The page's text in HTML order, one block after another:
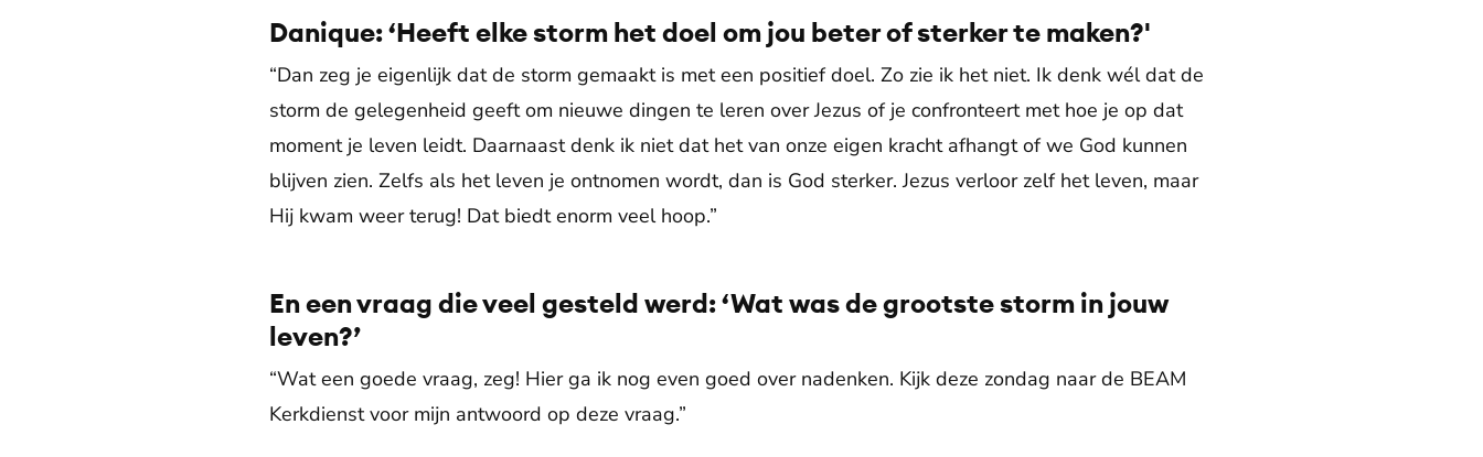
Danique: ‘Heeft elke storm het doel om jou beter of sterker te maken?'
“Dan zeg je eigenlijk dat de storm gemaakt is met een positief doel. Zo zie ik het niet. Ik denk wél dat de
storm de gelegenheid geeft om nieuwe dingen te leren over Jezus of je confronteert met hoe je op dat
moment je leven leidt. Daarnaast denk ik niet dat het van onze eigen kracht afhangt of we God kunnen
blijven zien. Zelfs als het leven je ontnomen wordt, dan is God sterker. Jezus verloor zelf het leven, maar
Hij kwam weer terug! Dat biedt enorm veel hoop.”
En een vraag die veel gesteld werd: ‘Wat was de grootste storm in jouw
leven?’
“Wat een goede vraag, zeg! Hier ga ik nog even goed over nadenken. Kijk deze zondag naar de BEAM
Kerkdienst voor mijn antwoord op deze vraag.”